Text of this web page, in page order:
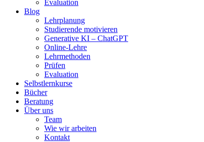
Evaluation
Blog
Lehrplanung
Studierende motivieren
Generative KI – ChatGPT
Online-Lehre
Lehrmethoden
Prüfen
Evaluation
Selbstlernkurse
Bücher
Beratung
Über uns
Team
Wie wir arbeiten
Kontakt